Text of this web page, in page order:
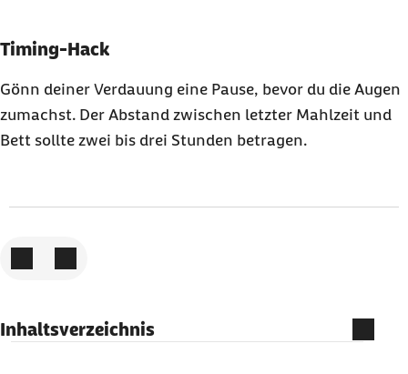
Karussell mit 3 Elementen
Element 1 von 3
Timing-Hack
Gönn deiner Verdauung eine Pause, bevor du die Augen
zumachst. Der Abstand zwischen letzter Mahlzeit und
Bett sollte zwei bis drei Stunden betragen.
Inhaltsverzeichnis